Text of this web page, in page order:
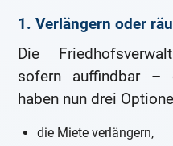
1. Verlängern oder
Die
sofern auffindbar –
haben nun drei
die Miete verlängern,